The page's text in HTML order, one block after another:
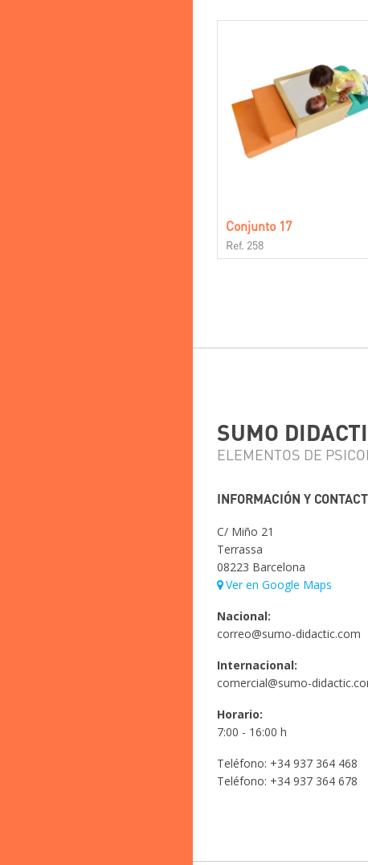
Conjunto 17
Ref. 258
SUMO
ELEMENTOS DE
INFORMACIÓN Y
C/ Miño 21
Terrassa
08223 Barcelona
Ver en Google Maps
Nacional:
correo@sumo-didactic.com
Internacional:
comercial@sumo-
Horario:
7:00 - 16:00 h
Teléfono: +34 937 364 468
Teléfono: +34 937 364 678